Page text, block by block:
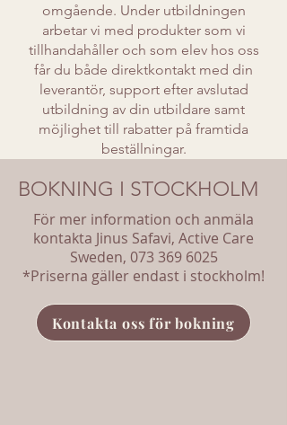
omgående. Under utbildningen
arbetar vi med produkter som vi
tillhandahåller och som elev hos oss
får du både direktkontakt med din
leverantör, support efter avslutad
utbildning av din utbildare samt
möjlighet till rabatter på framtida
beställningar.
BOKNING I STOCKHOLM
För mer information och anmäla
kontakta Jinus Safavi, Active Care
Sweden, 073 369 6025
*Priserna gäller endast i stockholm!
Kontakta oss för bokning